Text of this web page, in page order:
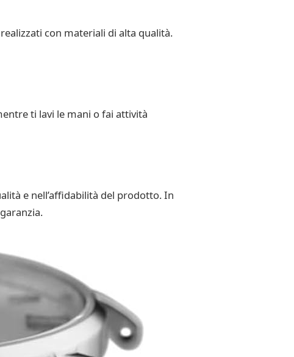
con materiali di alta qualità.
ti lavi le mani o fai attività
e nell’affidabilità del prodotto. In